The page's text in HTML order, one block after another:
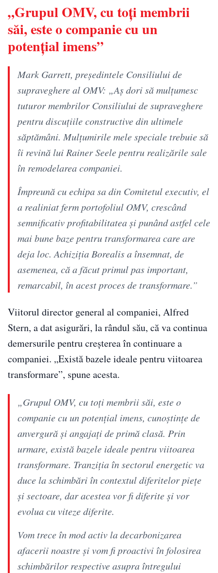
„Grupul OMV, cu toţi membrii
săi, este o companie cu un
potenţial imens”
Mark Garrett, preşedintele Consiliului de
supraveghere al OMV: „Aş dori să mulţumesc
tuturor membrilor Consiliului de supraveghere
pentru discuţiile constructive din ultimele
săptămâni. Mulţumirile mele speciale trebuie să
îi revină lui Rainer Seele pentru realizările sale
în remodelarea companiei.
Împreună cu echipa sa din Comitetul executiv, el
a realiniat ferm portofoliul OMV, crescând
semnificativ profitabilitatea şi punând astfel cele
mai bune baze pentru transformarea care are
deja loc. Achiziţia Borealis a însemnat, de
asemenea, că a făcut primul pas important,
remarcabil, în acest proces de transformare.”
Viitorul director general al companiei, Alfred
Stern, a dat asigurări, la rândul său, că va continua
demersurile pentru creşterea în continuare a
companiei. „Există bazele ideale pentru viitoarea
transformare”, spune acesta.
„Grupul OMV, cu toţi membrii săi, este o
companie cu un potenţial imens, cunoştinţe de
anvergură şi angajaţi de primă clasă. Prin
urmare, există bazele ideale pentru viitoarea
transformare. Tranziţia în sectorul energetic va
duce la schimbări în contextul diferitelor pieţe
şi sectoare, dar acestea vor fi diferite şi vor
evolua cu viteze diferite.
Vom trece în mod activ la decarbonizarea
afacerii noastre şi vom fi proactivi în folosirea
schimbărilor respective asupra întregului